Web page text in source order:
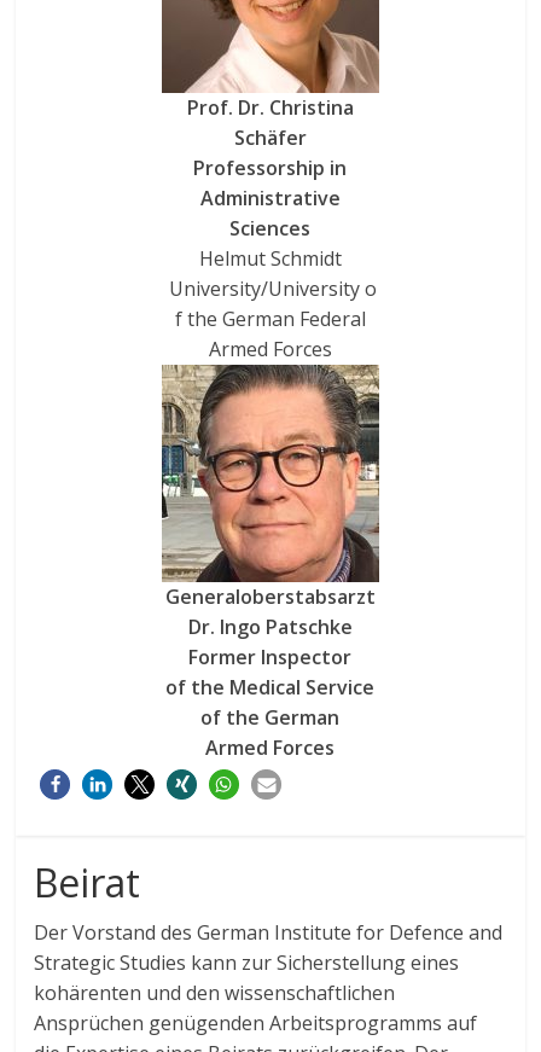
Prof. Dr. Christina
Schäfer
Professorship in
Administrative
Sciences
Helmut Schmidt
University/University o
f the German Federal
Armed Forces
Generaloberstabsarzt
Dr. Ingo Patschke
Former Inspector
of the Medical Service
of the German
Armed Forces
Beirat
Der Vorstand des German Institute for Defence and
Strategic Studies kann zur Sicherstellung eines
kohärenten und den wissenschaftlichen
Ansprüchen genügenden Arbeitsprogramms auf